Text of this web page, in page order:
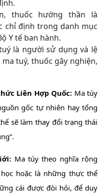
thuốc hướng thần là
chỉ định trong danh mục
Y tế ban hành.
là người sử dụng và lệ
tuý, thuốc gây nghiện,
Liên Hợp Quốc: Ma túy
gốc tự nhiên hay tổng
sẽ làm thay đổi trạng thái
Ma túy theo nghĩa rộng
hoặc là những thực thể
cái được đòi hỏi, để duy